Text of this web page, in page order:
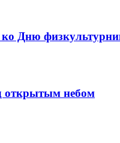
Дню
открытым небом